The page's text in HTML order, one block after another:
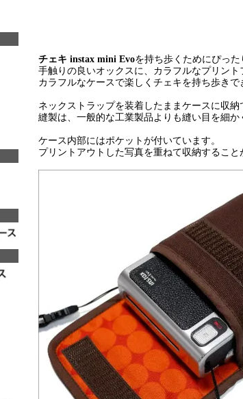
チェキ instax mini Evoを持ち歩くためにぴった
手触りの良いオックスに、カラフルなプリン
カラフルなケースで楽しくチェキを持ち歩きで
ネックストラップを装着したままケースに収納
縫製は、一般的な工業製品よりも縫い目を細
ケース内部にはポケットが付いています。
プリントアウトした写真を重ねて収納すること